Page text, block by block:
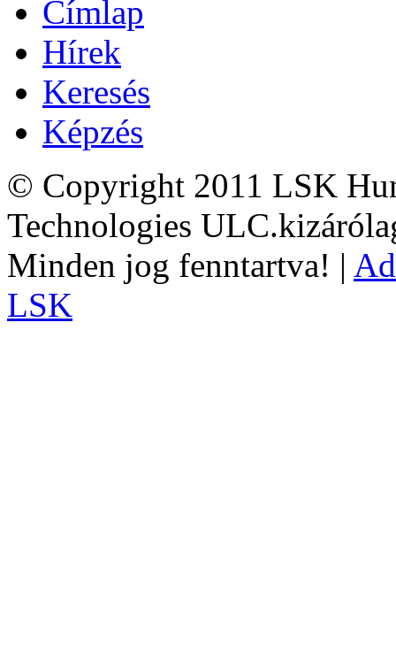
Címlap
Hírek
Keresés
Képzés
© Copyright 2011 LSK
Technologies
Minden jog fenntartva! |
LSK